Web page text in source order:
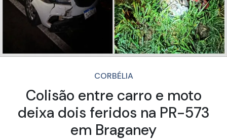
CORBÉLIA
Colisão entre carro e moto
deixa dois feridos na PR-573
em Braganey